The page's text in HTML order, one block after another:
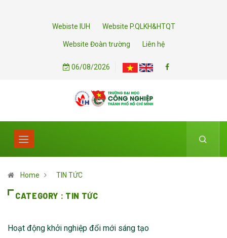
Webiste IUH Website P.QLKH&HTQT
Website Đoàn trường Liên hệ
06/08/2026
Home TIN TỨC
CATEGORY : TIN TỨC
Hoạt động khởi nghiệp đổi mới sáng tạo